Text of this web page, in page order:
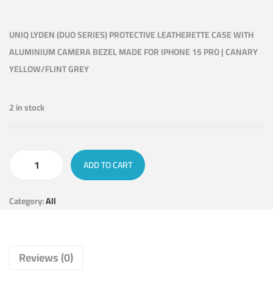
UNIQ LYDEN (DUO SERIES) PROTECTIVE LEATHERETTE CASE WITH
ALUMINIUM CAMERA BEZEL MADE FOR IPHONE 15 PRO | CANARY
YELLOW/FLINT GREY
2 in stock
ADD TO CART
Category:All
Reviews (0)